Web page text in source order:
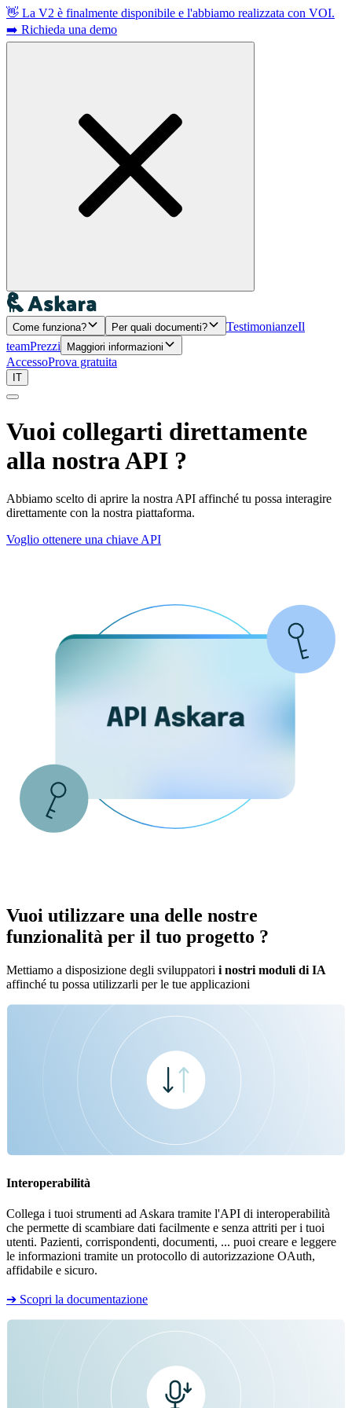
👋 La V2 è finalmente disponibile e l'abbiamo realizzata con VOI.
➡️ Richieda una demo
Come funziona? Per quali documenti? TestimonianzeIl
teamPrezzi Maggiori informazioni
AccessoProva gratuita
IT
Vuoi collegarti direttamente
alla nostraAPI ?
Abbiamo scelto di aprire la nostra API affinché tu possa interagire
direttamente con la nostra piattaforma.
Voglio ottenere una chiave API
Vuoi utilizzare una delle nostre
funzionalità per il tuo progetto ?
Mettiamo a disposizione degli sviluppatori i nostri moduli di IA
affinché tu possa utilizzarli per le tue applicazioni
Interoperabilità
Collega i tuoi strumenti ad Askara tramite l'API di interoperabilità
che permette di scambiare dati facilmente e senza attriti per i tuoi
utenti. Pazienti, corrispondenti, documenti, ... puoi creare e leggere
le informazioni tramite un protocollo di autorizzazione OAuth,
affidabile e sicuro.
➔ Scopri la documentazione